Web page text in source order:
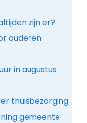
zijn er?
ouderen
in augustus
thuisbezorging
gemeente